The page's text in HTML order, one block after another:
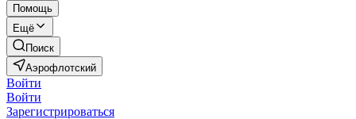
Помощь
Ещё
Поиск
Аэрофлотский
Войти
Войти
Зарегистрироваться